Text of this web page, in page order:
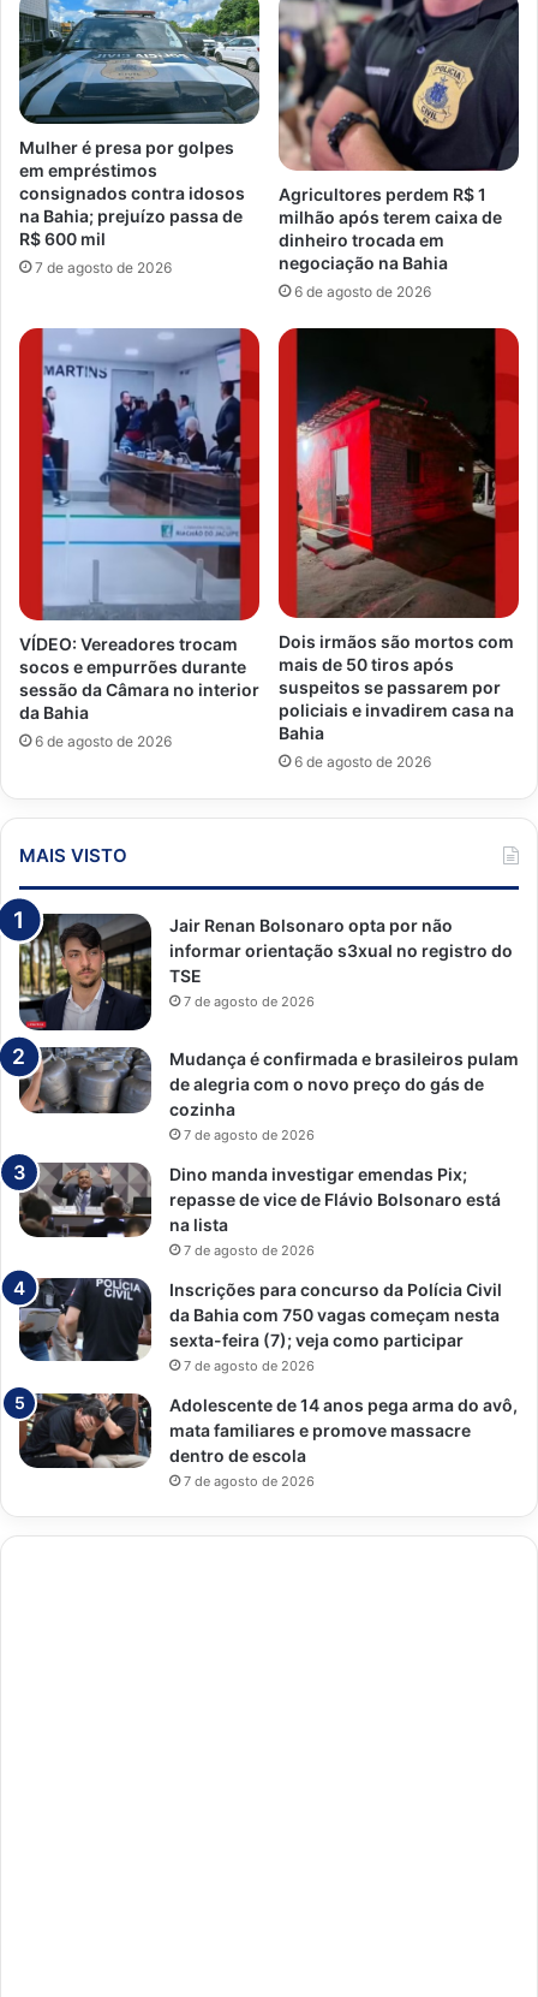
Mulher é presa por golpes
em empréstimos
consignados contra idosos
na Bahia; prejuízo passa de
R$ 600 mil
7 de agosto de 2026
Agricultores perdem R$ 1
milhão após terem caixa de
dinheiro trocada em
negociação na Bahia
6 de agosto de 2026
VÍDEO: Vereadores trocam
socos e empurrões durante
sessão da Câmara no interior
da Bahia
6 de agosto de 2026
Dois irmãos são mortos com
mais de 50 tiros após
suspeitos se passarem por
policiais e invadirem casa na
Bahia
6 de agosto de 2026
MAIS VISTO
Jair Renan Bolsonaro opta por não
informar orientação s3xual no registro do
TSE
7 de agosto de 2026
Mudança é confirmada e brasileiros pulam
de alegria com o novo preço do gás de
cozinha
7 de agosto de 2026
Dino manda investigar emendas Pix;
repasse de vice de Flávio Bolsonaro está
na lista
7 de agosto de 2026
Inscrições para concurso da Polícia Civil
da Bahia com 750 vagas começam nesta
sexta-feira (7); veja como participar
7 de agosto de 2026
Adolescente de 14 anos pega arma do avô,
mata familiares e promove massacre
dentro de escola
7 de agosto de 2026